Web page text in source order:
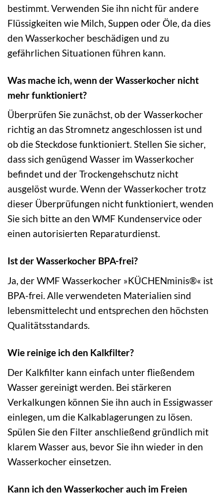
bestimmt. Verwenden Sie ihn nicht für andere
Flüssigkeiten wie Milch, Suppen oder Öle, da dies
den Wasserkocher beschädigen und zu
gefährlichen Situationen führen kann.
Was mache ich, wenn der Wasserkocher nicht
mehr funktioniert?
Überprüfen Sie zunächst, ob der Wasserkocher
richtig an das Stromnetz angeschlossen ist und
ob die Steckdose funktioniert. Stellen Sie sicher,
dass sich genügend Wasser im Wasserkocher
befindet und der Trockengehschutz nicht
ausgelöst wurde. Wenn der Wasserkocher trotz
dieser Überprüfungen nicht funktioniert, wenden
Sie sich bitte an den WMF Kundenservice oder
einen autorisierten Reparaturdienst.
Ist der Wasserkocher BPA-frei?
Ja, der WMF Wasserkocher »KÜCHENminis®« ist
BPA-frei. Alle verwendeten Materialien sind
lebensmittelecht und entsprechen den höchsten
Qualitätsstandards.
Wie reinige ich den Kalkfilter?
Der Kalkfilter kann einfach unter fließendem
Wasser gereinigt werden. Bei stärkeren
Verkalkungen können Sie ihn auch in Essigwasser
einlegen, um die Kalkablagerungen zu lösen.
Spülen Sie den Filter anschließend gründlich mit
klarem Wasser aus, bevor Sie ihn wieder in den
Wasserkocher einsetzen.
Kann ich den Wasserkocher auch im Freien